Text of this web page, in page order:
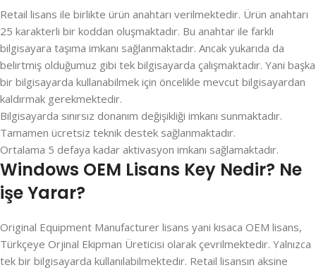
Retail lisans ile birlikte ürün anahtarı verilmektedir. Ürün anahtarı
25 karakterli bir koddan oluşmaktadır. Bu anahtar ile farklı
bilgisayara taşıma imkanı sağlanmaktadır. Ancak yukarıda da
belirtmiş olduğumuz gibi tek bilgisayarda çalışmaktadır. Yani başka
bir bilgisayarda kullanabilmek için öncelikle mevcut bilgisayardan
kaldırmak gerekmektedir.
Bilgisayarda sınırsız donanım değişikliği imkanı sunmaktadır.
Tamamen ücretsiz teknik destek sağlanmaktadır.
Ortalama 5 defaya kadar aktivasyon imkanı sağlamaktadır.
Windows OEM Lisans Key Nedir? Ne
işe Yarar?
Original Equipment Manufacturer lisans yani kısaca OEM lisans,
Türkçeye Orjinal Ekipman Üreticisi olarak çevrilmektedir. Yalnızca
tek bir bilgisayarda kullanılabilmektedir. Retail lisansın aksine